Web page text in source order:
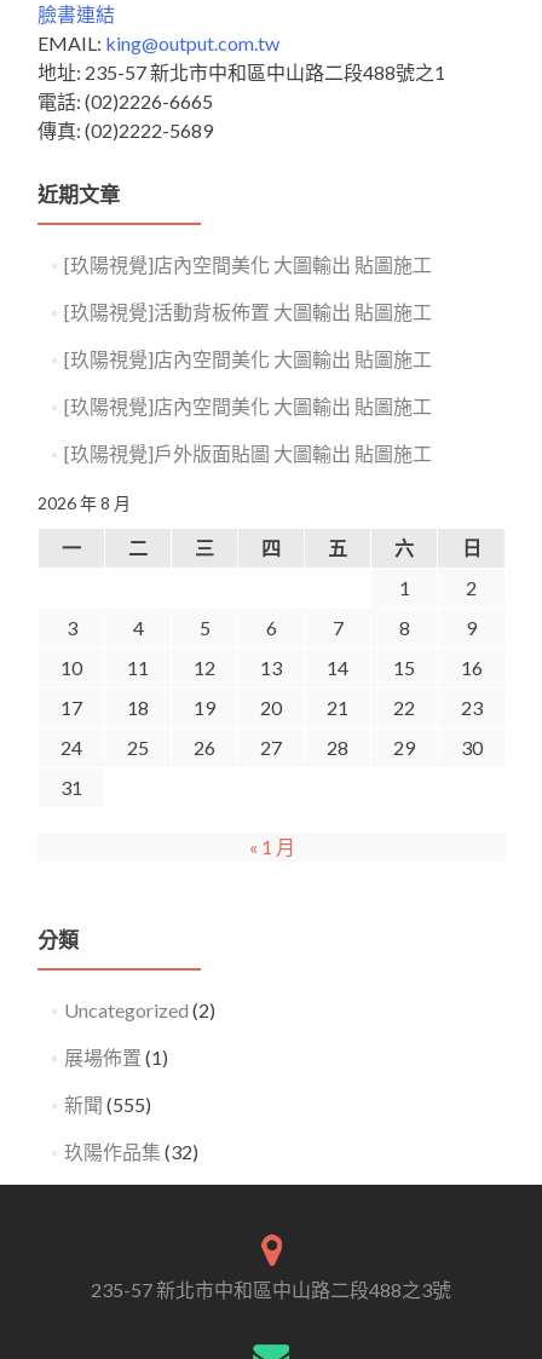
臉書連結
EMAIL: king@output.com.tw
地址: 235-57 新北市中和區中山路二段488號之1
電話: (02)2226-6665
傳真: (02)2222-5689
近期文章
[玖陽視覺]店內空間美化 大圖輸出 貼圖施工
[玖陽視覺]活動背板佈置 大圖輸出 貼圖施工
[玖陽視覺]店內空間美化 大圖輸出 貼圖施工
[玖陽視覺]店內空間美化 大圖輸出 貼圖施工
[玖陽視覺]戶外版面貼圖 大圖輸出 貼圖施工
2026 年 8 月
一 二 三 四 五 六
日
1
2
3
4 5 6 7 8
9
10
11 12 13 14 15
16
17
18 19 20 21 22
23
24
25 26 27 28 29
30
31
« 1 月
分類
Uncategorized (2)
展場佈置 (1)
新聞 (555)
玖陽作品集 (32)
235-57 新北市中和區中山路二段488之3號